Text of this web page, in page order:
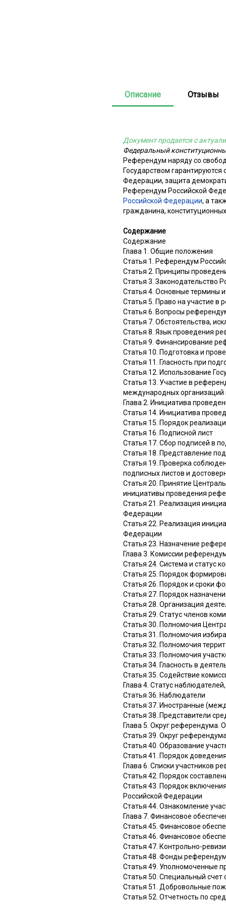
Описание Отзывы
Документ продается с
Федеральный
Референдум наряду со
Государством
Федерации, защита
Референдум Российской
Российской Федерации, а
гражданина,
Содержание
Содержание
Глава 1. Общие положения
Статья 1. Референдум
Статья 2. Принципы
Статья 3. Законодательство
Статья 4. Основные термины
Статья 5. Право на участие в
Статья 6. Вопросы
Статья 7. Обстоятельства,
Статья 8. Язык проведения
Статья 9. Финансирование
Статья 10. Подготовка и
Статья 11. Гласность при
Статья 12. Использование
Статья 13. Участие в
международных
Глава 2. Инициатива
Статья 14. Инициатива
Статья 15. Порядок
Статья 16. Подписной лист
Статья 17. Сбор подписей в
Статья 18. Представление
Статья 19. Проверка
подписных листов и
Статья 20. Принятие
инициативы проведения
Статья 21. Реализация
Федерации
Статья 22. Реализация
Федерации
Статья 23. Назначение
Глава 3. Комиссии
Статья 24. Система и статус
Статья 25. Порядок
Статья 26. Порядок и сроки
Статья 27. Порядок
Статья 28. Организация
Статья 29. Статус членов
Статья 30. Полномочия
Статья 31. Полномочия
Статья 32. Полномочия
Статья 33. Полномочия
Статья 34. Гласность в
Статья 35. Содействие
Глава 4. Статус
Статья 36. Наблюдатели
Статья 37. Иностранные
Статья 38. Представители
Глава 5. Округ референдума.
Статья 39. Округ
Статья 40. Образование
Статья 41. Порядок
Глава 6. Списки участников
Статья 42. Порядок
Статья 43. Порядок
Российской Федерации
Статья 44. Ознакомление
Глава 7. Финансовое
Статья 45. Финансовое
Статья 46. Финансовое
Статья 47. Контрольно-
Статья 48. Фонды
Статья 49. Уполномоченные
Статья 50. Специальный
Статья 51. Добровольные
Статья 52. Отчетность по